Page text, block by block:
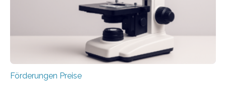
werden soll eine herausragende Doktorarbeit oder eine
hochrangige wissenschaftliche Publikation zum Thema
Förderungen Preise